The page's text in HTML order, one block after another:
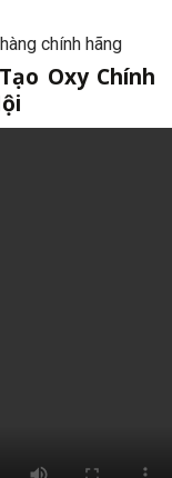
chính hãng
Oxy Chính